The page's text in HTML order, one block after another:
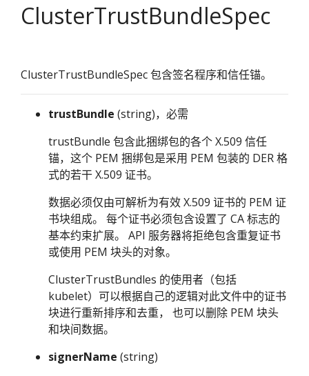
ClusterTrustBundleSpec
ClusterTrustBundleSpec 包含签名程序和信任锚。
trustBundle (string)，必需
trustBundle 包含此捆绑包的各个 X.509 信任
锚，这个 PEM 捆绑包是采用 PEM 包装的 DER 格
式的若干 X.509 证书。
数据必须仅由可解析为有效 X.509 证书的 PEM 证
书块组成。 每个证书必须包含设置了 CA 标志的
基本约束扩展。 API 服务器将拒绝包含重复证书
或使用 PEM 块头的对象。
ClusterTrustBundles 的使用者（包括
kubelet）可以根据自己的逻辑对此文件中的证书
块进行重新排序和去重， 也可以删除 PEM 块头
和块间数据。
signerName (string)